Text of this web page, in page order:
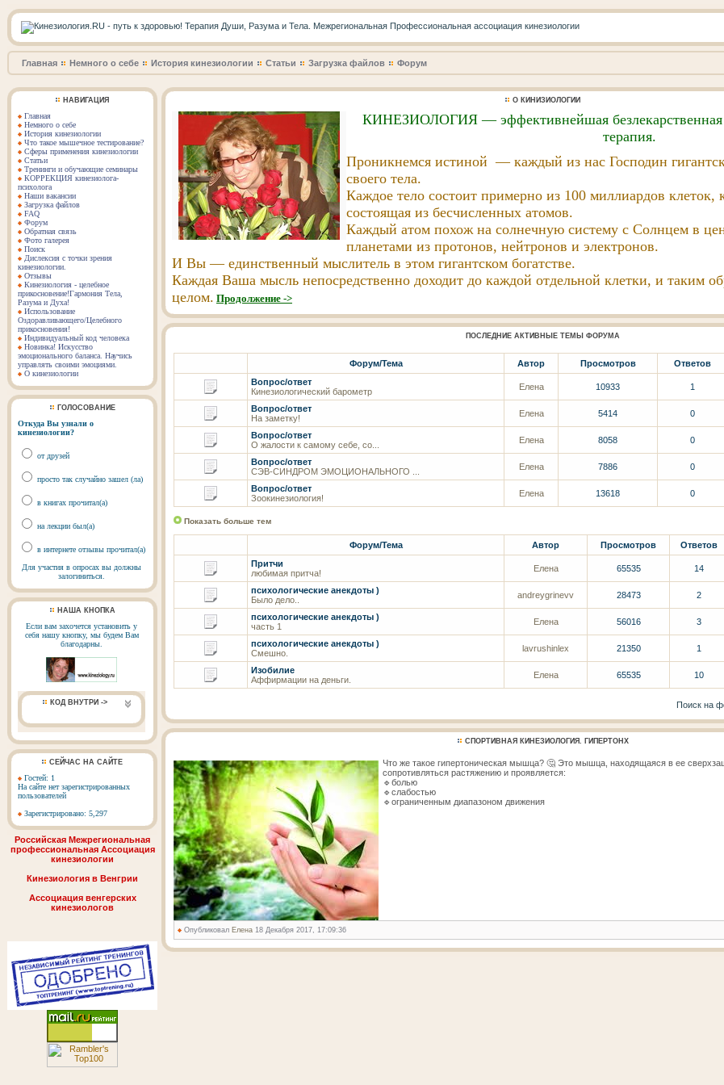
Главная Немного о себе История кинезиологии Статьи Загрузка файлов Форум
НАВИГАЦИЯ
Главная
Немного о себе
История кинезиологии
Что такое мышечное тестирование?
Сферы применения кинезиологии
Статьи
Тренинги и обучающие семинары
КОРРЕКЦИЯ кинезиолога-
психолога
Наши вакансии
Загрузка файлов
FAQ
Форум
Обратная связь
Фото галерея
Поиск
Дислексия с точки зрения
кинезиологии.
Отзывы
Кинезиология - целебное
прикосновение!Гармония Тела,
Разума и Духа!
Использование
Оздоравливающего/Целебного
прикосновения!
Индивидуальный код человека
Новинка! Искусство
эмоционального баланса. Научись
управлять своими эмоциями.
О кинезиологии
ГОЛОСОВАНИЕ
Откуда Вы узнали о
кинезиологии?
от друзей
просто так случайно зашел (ла)
в книгах прочитал(а)
на лекции был(а)
в интернете отзывы прочитал(а)
Для участия в опросах вы должны
залогиниться.
НАША КНОПКА
Если вам захочется установить у
себя нашу кнопку, мы будем Вам
благодарны.
КОД ВНУТРИ ->
СЕЙЧАС НА САЙТЕ
Гостей: 1
На сайте нет зарегистрированных
пользователей
Зарегистрировано: 5,297
Российская Межрегиональная
профессиональная Ассоциация
кинезиологии
Кинезиология в Венгрии
Ассоциация венгерских
кинезиологов
О КИНИЗИОЛОГИИ
КИНЕЗИОЛОГИЯ — эффективнейшая безлекарственная
терапия.
Проникнемся истиной — каждый из нас Господин
своего тела.
Каждое тело состоит примерно из 100 миллиардов клеток,
состоящая из бесчисленных атомов.
Каждый атом похож на солнечную систему с Солнцем в
планетами из протонов, нейтронов и электронов.
И Вы — единственный мыслитель в этом гигантском богатстве.
Каждая Ваша мысль непосредственно доходит до каждой отдельной клетки, и таким
целом. Продолжение ->
ПОСЛЕДНИЕ АКТИВНЫЕ ТЕМЫ ФОРУМА
Форум/Тема Автор Просмотров Ответов
Вопрос/ответ
Кинезиологический барометр
Елена 10933 1
Вопрос/ответ
На заметку!
Елена 5414 0
Вопрос/ответ
О жалости к самому себе, со...
Елена 8058 0
Вопрос/ответ
СЭВ-СИНДРОМ ЭМОЦИОНАЛЬНОГО ...
Елена 7886 0
Вопрос/ответ
Зоокинезиология!
Елена 13618 0
Показать больше тем
Форум/Тема Автор Просмотров Ответов
Притчи
любимая притча!
Елена 65535 14
психологические анекдоты )
Было дело..
andreygrinevv 28473 2
психологические анекдоты )
часть 1
Елена 56016 3
психологические анекдоты )
Смешно.
lavrushinlex 21350 1
Изобилие
Аффирмации на деньги.
Елена 65535 10
Поиск на
СПОРТИВНАЯ КИНЕЗИОЛОГИЯ. ГИПЕРТОНХ
Что же такое гипертоническая мышца? 🤔 Это мышца, находящаяся в ее
сопротивляться растяжению и проявляется:
🔹болью
🔹слабостью
🔹ограниченным диапазоном движения
Опубликовал Елена 18 Декабря 2017, 17:09:36